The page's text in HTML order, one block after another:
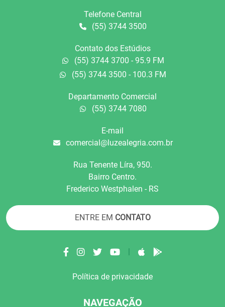
Telefone Central
(55) 3744 3500
Contato dos Estúdios
(55) 3744 3700 - 95.9 FM
(55) 3744 3500 - 100.3 FM
Departamento Comercial
(55) 3744 7080
E-mail
comercial@luzealegria.com.br
Rua Tenente Líra, 950.
Bairro Centro.
Frederico Westphalen - RS
ENTRE EM CONTATO
|
Política de privacidade
NAVEGAÇÃO